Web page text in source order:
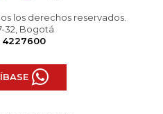
los derechos reservados.
32, Bogotá
4227600